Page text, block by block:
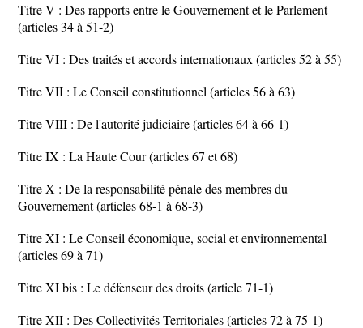
Titre V : Des rapports entre le Gouvernement et le Parlement
(articles 34 à 51-2)
Titre VI : Des traités et accords internationaux (articles 52 à 55)
Titre VII : Le Conseil constitutionnel (articles 56 à 63)
Titre VIII : De l'autorité judiciaire (articles 64 à 66-1)
Titre IX : La Haute Cour (articles 67 et 68)
Titre X : De la responsabilité pénale des membres du
Gouvernement (articles 68-1 à 68-3)
Titre XI : Le Conseil économique, social et environnemental
(articles 69 à 71)
Titre XI bis : Le défenseur des droits (article 71-1)
Titre XII : Des Collectivités Territoriales (articles 72 à 75-1)